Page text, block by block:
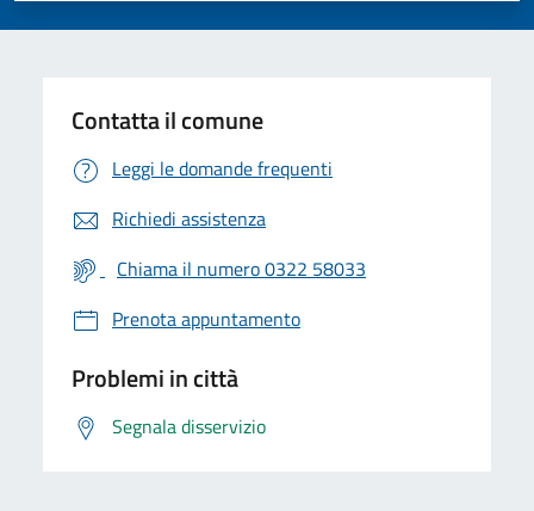
Contatta il comune
Leggi le domande frequenti
Richiedi assistenza
Chiama il numero 0322 58033
Prenota appuntamento
Problemi in città
Segnala disservizio